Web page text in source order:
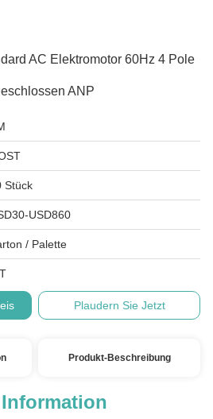
AC Elektromotor 60Hz 4 Pole
ANP
Stück
USD860
/ Palette
Plaudern Sie Jetzt
Produkt-Beschreibung